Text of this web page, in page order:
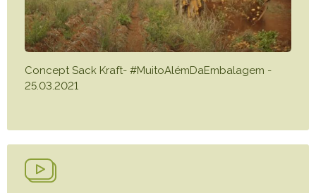
Concept Sack Kraft- #MuitoAlémDaEmbalagem -
25.03.2021